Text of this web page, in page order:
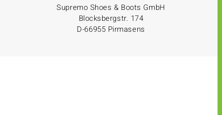
Supremo Shoes & Boots GmbH
Blocksbergstr. 174
D-66955 Pirmasens